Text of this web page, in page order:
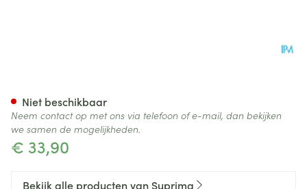
€ 33,90
Niet beschikbaar
Neem contact op met ons via telefoon of e-mail, dan bekijken
we samen de mogelijkheden.
Bekijk alle producten van Suprima